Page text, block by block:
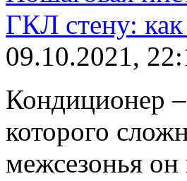
ГКЛ стену: как
09.10.2021,
Кондиционер
которого
межсезонья